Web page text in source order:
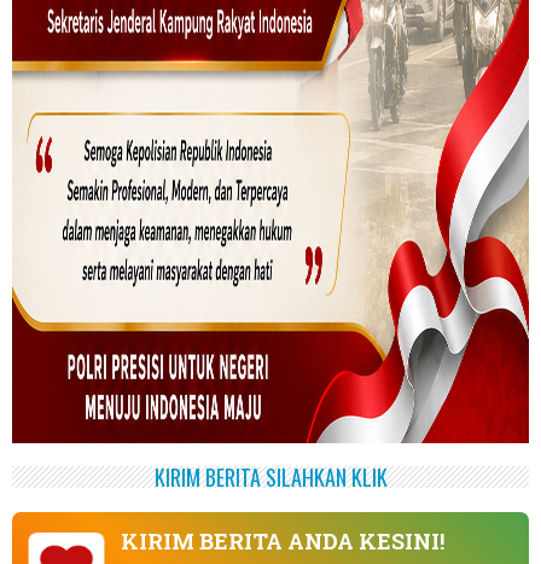
KIRIM BERITA SILAHKAN KLIK
KIRIM BERITA ANDA KESINI!